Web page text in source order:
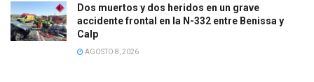
Dos muertos y dos heridos en un grave
accidente frontal en la N-332 entre Benissa y
Calp
AGOSTO 8, 2026